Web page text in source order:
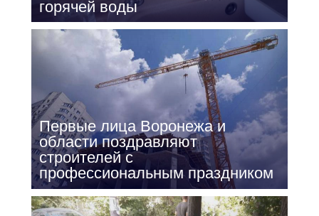
горячей воды
Первые лица Воронежа и
области поздравляют
строителей с
профессиональным праздником